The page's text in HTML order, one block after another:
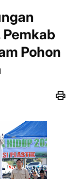
Pohon